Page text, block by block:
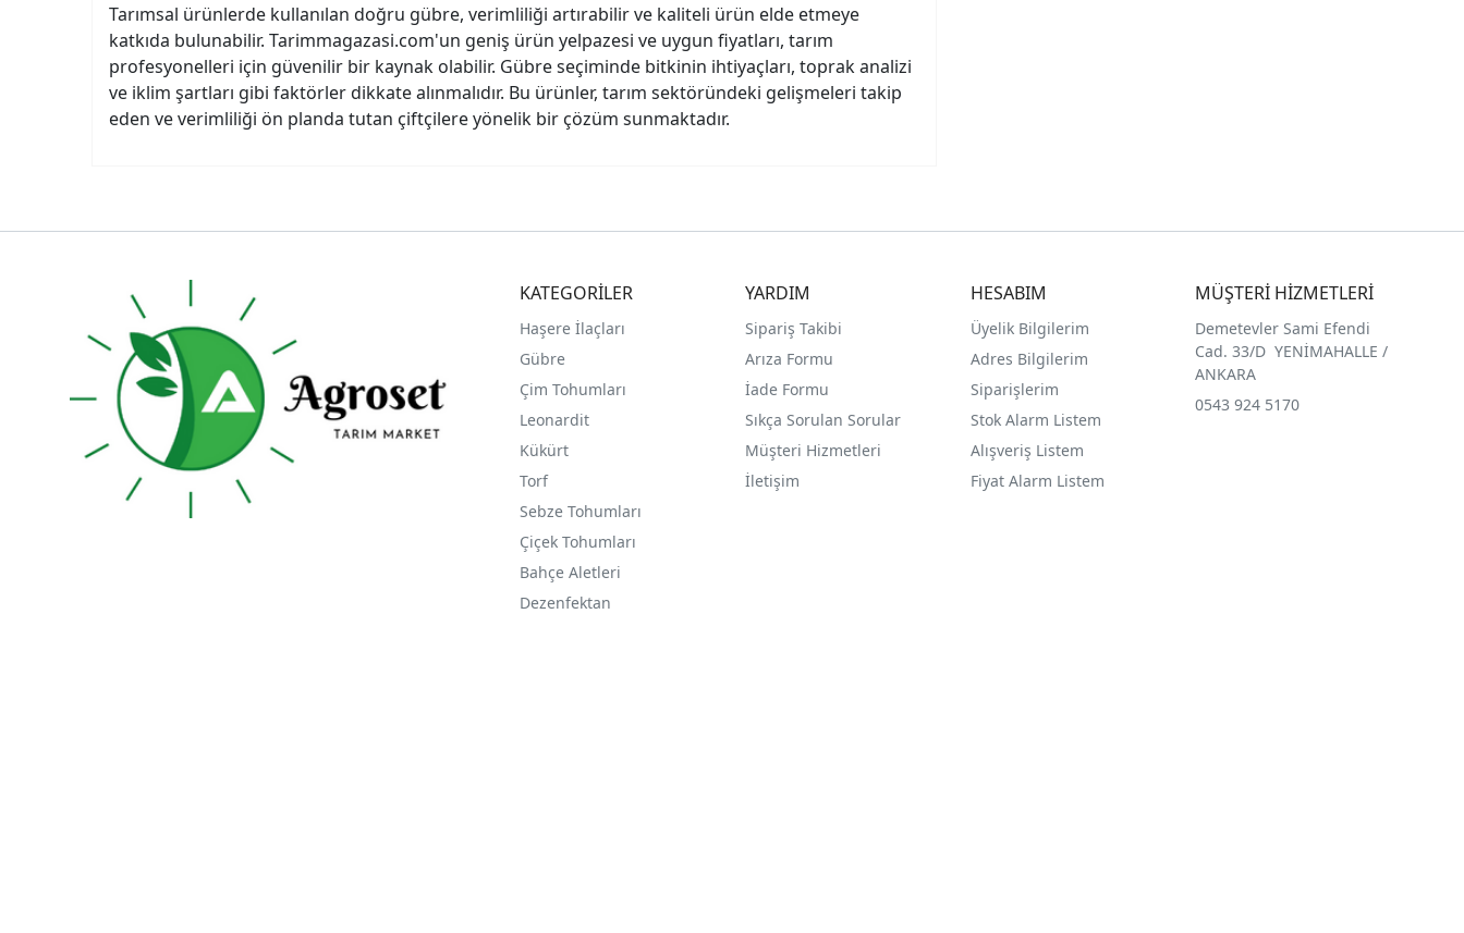
Tarımsal ürünlerde kullanılan doğru gübre, verimliliği artırabilir ve kaliteli ürün elde etmeye
katkıda bulunabilir. Tarimmagazasi.com'un geniş ürün yelpazesi ve uygun fiyatları, tarım
profesyonelleri için güvenilir bir kaynak olabilir. Gübre seçiminde bitkinin ihtiyaçları, toprak analizi
ve iklim şartları gibi faktörler dikkate alınmalıdır. Bu ürünler, tarım sektöründeki gelişmeleri takip
eden ve verimliliği ön planda tutan çiftçilere yönelik bir çözüm sunmaktadır.
KATEGORİLER
Haşere İlaçları
Gübre
Çim Tohumları
Leonardit
Kükürt
Torf
Sebze Tohumları
Çiçek Tohumları
Bahçe Aletleri
Dezenfektan
YARDIM
Sipariş Takibi
Arıza Formu
İade Formu
Sıkça Sorulan Sorular
Müşteri Hizmetleri
İletişim
HESABIM
Üyelik Bilgilerim
Adres Bilgilerim
Siparişlerim
Stok Alarm Listem
Alışveriş Listem
Fiyat Alarm Listem
MÜŞTERİ HİZMETLERİ
Demetevler Sami Efendi
Cad. 33/D YENİMAHALLE /
ANKARA
0543 924 5170